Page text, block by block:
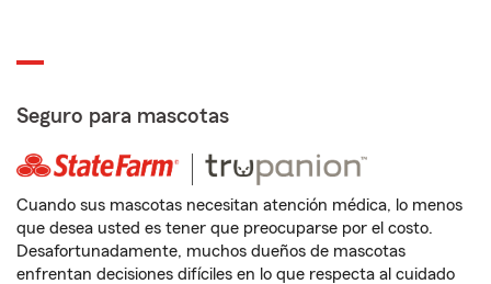
Seguro para mascotas
Cuando sus mascotas necesitan atención médica, lo menos
que desea usted es tener que preocuparse por el costo.
Desafortunadamente, muchos dueños de mascotas
enfrentan decisiones difíciles en lo que respecta al cuidado